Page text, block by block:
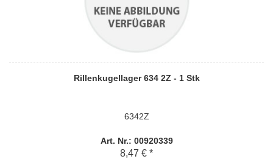
Rillenkugellager 634 2Z - 1 Stk
6342Z
Art. Nr.: 00920339
8,47 € *